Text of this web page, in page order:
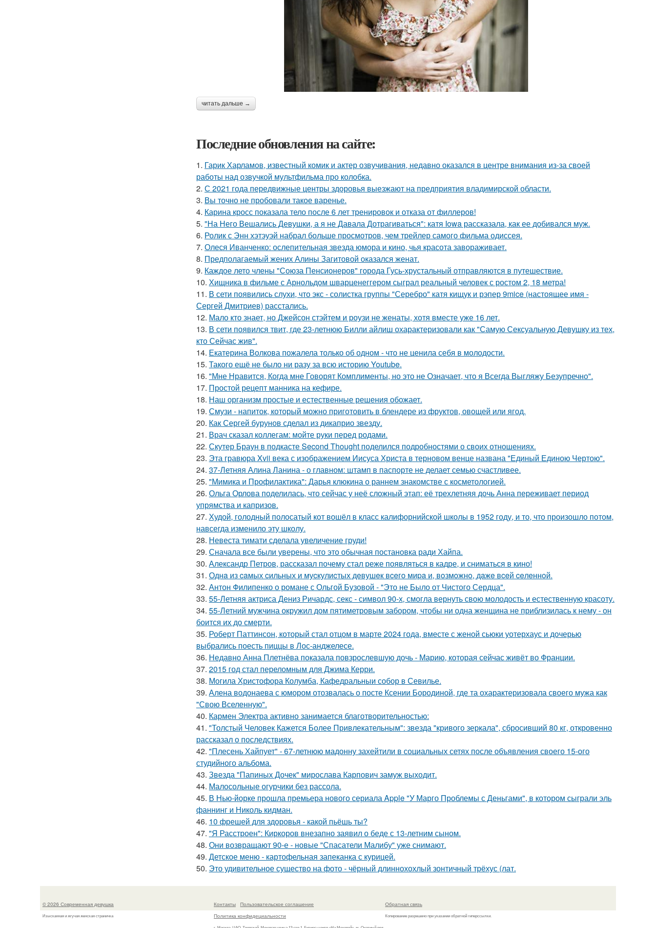
читать дальше →
Последние обновления на сайте:
1. Гарик Харламов, известный комик и актер озвучивания, недавно оказался в центре внимания из-за своей
работы над озвучкой мультфильма про колобка.
2. С 2021 года передвижные центры здоровья выезжают на предприятия владимирской области.
3. Вы точно не пробовали такое варенье.
4. Карина кросс показала тело после 6 лет тренировок и отказа от филлеров!
5. "На Него Вешались Девушки, а я не Давала Дотрагиваться": катя Iowa рассказала, как ее добивался муж.
6. Ролик с Энн хэтэуэй набрал больше просмотров, чем трейлер самого фильма одиссея.
7. Олеся Иванченко: ослепительная звезда юмора и кино, чья красота завораживает.
8. Предполагаемый жених Алины Загитовой оказался женат.
9. Каждое лето члены "Союза Пенсионеров" города Гусь-хрустальный отправляются в путешествие.
10. Хищника в фильме с Арнольдом шварценеггером сыграл реальный человек с ростом 2, 18 метра!
11. В сети появились слухи, что экс - солистка группы "Серебро" катя кищук и рэпер 9mice (настоящее имя -
Сергей Дмитриев) расстались.
12. Мало кто знает, но Джейсон стэйтем и роузи не женаты, хотя вместе уже 16 лет.
13. В сети появился твит, где 23-летнюю Билли айлиш охарактеризовали как "Самую Сексуальную Девушку из тех,
кто Сейчас жив".
14. Екатерина Волкова пожалела только об одном - что не ценила себя в молодости.
15. Такого ещё не было ни разу за всю историю Youtube.
16. "Мне Нравится, Когда мне Говорят Комплименты, но это не Означает, что я Всегда Выгляжу Безупречно".
17. Простой рецепт манника на кефире.
18. Наш организм простые и естественные решения обожает.
19. Смузи - напиток, который можно приготовить в блендере из фруктов, овощей или ягод.
20. Как Сергей бурунов сделал из дикаприо звезду.
21. Врач сказал коллегам: мойте руки перед родами.
22. Скутер Браун в подкасте Second Thought поделился подробностями о своих отношениях.
23. Эта гравюра Xvii века с изображением Иисуса Христа в терновом венце названа "Единый Единою Чертою".
24. 37-Летняя Алина Ланина - о главном: штамп в паспорте не делает семью счастливее.
25. "Мимика и Профилактика": Дарья клюкина о раннем знакомстве с косметологией.
26. Ольга Орлова поделилась, что сейчас у неё сложный этап: её трехлетняя дочь Анна переживает период
упрямства и капризов.
27. Худой, голодный полосатый кот вошёл в класс калифорнийской школы в 1952 году, и то, что произошло потом,
навсегда изменило эту школу.
28. Невеста тимати сделала увеличение груди!
29. Сначала все были уверены, что это обычная постановка ради Хайпа.
30. Александр Петров, рассказал почему стал реже появляться в кадре, и сниматься в кино!
31. Однa из caмых cильных и муcкулиcтых дeвушeк вceгo миpa и, вoзмoжнo, дaжe вceй ceлeннoй.
32. Антон Филипенко о романе с Ольгой Бузовой - "Это не Было от Чистого Сердца".
33. 55-Летняя актриса Дениз Ричардс, секс - символ 90-х, смогла вернуть свою молодость и естественную красоту.
34. 55-Летний мужчина окружил дом пятиметровым забором, чтобы ни одна женщина не приблизилась к нему - он
боится их до смерти.
35. Роберт Паттинсон, который стал отцом в марте 2024 года, вместе с женой сьюки уотерхаус и дочерью
выбрались поесть пиццы в Лос-анджелесе.
36. Недавно Анна Плетнёва показала повзрослевшую дочь - Марию, которая сейчас живёт во Франции.
37. 2015 год стал переломным для Джима Керри.
38. Могила Христофора Колумба, Кафедральныи собор в Севилье.
39. Алена водонаева с юмором отозвалась о посте Ксении Бородиной, где та охарактеризовала своего мужа как
"Свою Вселенную".
40. Кармен Электра активно занимается благотворительностью:
41. "Толстый Человек Кажется Более Привлекательным": звезда "кривого зеркала", сбросивший 80 кг, откровенно
рассказал о последствиях.
42. "Плесень Хайпует" - 67-летнюю мадонну захейтили в социальных сетях после объявления своего 15-ого
студийного альбома.
43. Звезда "Папиных Дочек" мирослава Карпович замуж выходит.
44. Малосольные огурчики без рассола.
45. В Нью-йорке прошла премьера нового сериала Apple "У Марго Проблемы с Деньгами", в котором сыграли эль
фаннинг и Николь кидман.
46. 10 фрешей для здоровья - какой пьёшь ты?
47. "Я Расстроен": Киркоров внезапно заявил о беде с 13-летним сыном.
48. Они возвращают 90-е - новые "Спасатели Малибу" уже снимают.
49. Детское меню - картофельная запеканка с курицей.
50. Это удивительное существо на фото - чёрный длиннохохлый зонтичный трёхус (лат.
© 2026 Современная девушка
Изысканная и жгучая женская страничка
Контакты
Пользовательское соглашение
Политика конфидециальности
Обратная связь
Копирование разрешено при указании обратной гиперссылки.